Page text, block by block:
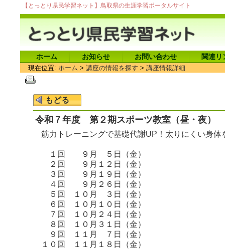
【とっとり県民学習ネット】鳥取県の生涯学習ポータルサイト
ホーム お知らせ お問い合わせ 関連リ
現在位置: ホーム > 講座の情報を探す > 講座情報詳細
令和７年度 第２期スポーツ教室（昼・夜
筋力トレーニングで基礎代謝UP！太りにくい身体
１回 ９月 ５日（金）
２回 ９月１２日（金）
３回 ９月１９日（金）
４回 ９月２６日（金）
５回 １０月 ３日（金）
６回 １０月１０日（金）
７回 １０月２４日（金）
８回 １０月３１日（金）
９回 １１月 ７日（金）
１０回 １１月１８日（金）